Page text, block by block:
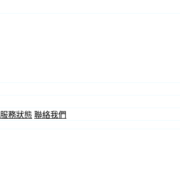
服務狀態 聯絡我們